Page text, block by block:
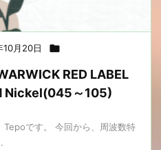
10月20日 
RED LABEL
Nickel(045～105)
Tepoです。 今回から、周波数特